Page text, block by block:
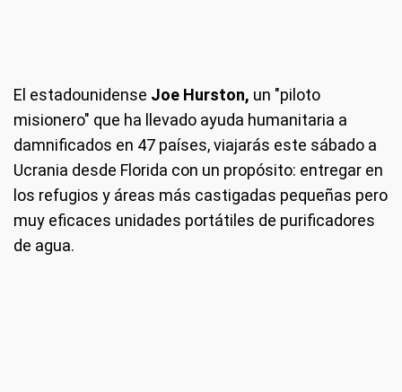
El estadounidense Joe Hurston, un "piloto
misionero" que ha llevado ayuda humanitaria a
damnificados en 47 países, viajarás este sábado a
Ucrania desde Florida con un propósito: entregar en
los refugios y áreas más castigadas pequeñas pero
muy eficaces unidades portátiles de purificadores
de agua.